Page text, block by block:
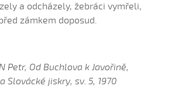
nám (Veronika Filípková, 2010)
šohaj, ke mně (Eva Čechová, 2006)
mamko (Hana Pavlišová, 2006)
(Karolina Hluší, 2014)
a odcházely, žebráci vymřeli,
zámkem doposud.
Petr, Od Buchlova k Javořině,
Slovácké jiskry, sv. 5, 1970